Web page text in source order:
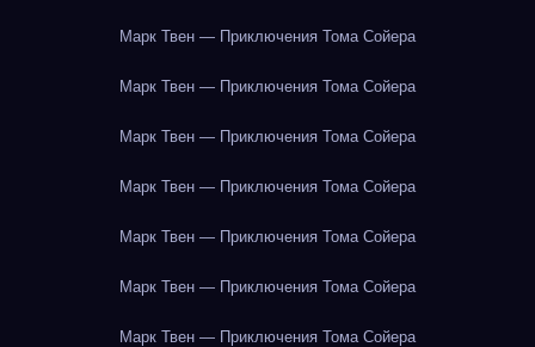
Марк Твен — Приключения Тома Сойера
Марк Твен — Приключения Тома Сойера
Марк Твен — Приключения Тома Сойера
Марк Твен — Приключения Тома Сойера
Марк Твен — Приключения Тома Сойера
Марк Твен — Приключения Тома Сойера
Марк Твен — Приключения Тома Сойера